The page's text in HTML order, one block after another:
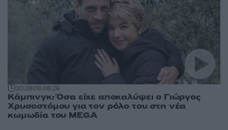
10:2809.08.26
Κάμπινγκ: Όσα είχε αποκαλύψει ο Γιώργος
Χρυσοστόμου για τον ρόλο του στη νέα
κωμωδία του MEGA